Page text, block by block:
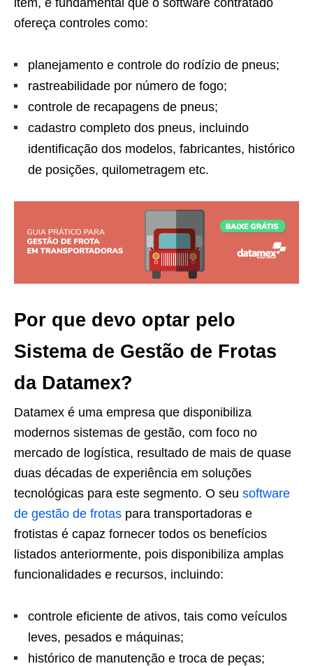
item, é fundamental que o software contratado
ofereça controles como:
planejamento e controle do rodízio de pneus;
rastreabilidade por número de fogo;
controle de recapagens de pneus;
cadastro completo dos pneus, incluindo
identificação dos modelos, fabricantes, histórico
de posições, quilometragem etc.
Por que devo optar pelo
Sistema de Gestão de Frotas
da Datamex?
Datamex é uma empresa que disponibiliza
modernos sistemas de gestão, com foco no
mercado de logística, resultado de mais de quase
duas décadas de experiência em soluções
tecnológicas para este segmento. O seu software
de gestão de frotas para transportadoras e
frotistas é capaz fornecer todos os benefícios
listados anteriormente, pois disponibiliza amplas
funcionalidades e recursos, incluindo:
controle eficiente de ativos, tais como veículos
leves, pesados e máquinas;
histórico de manutenção e troca de peças;